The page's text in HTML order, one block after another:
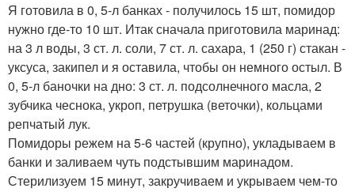
Я готовила в 0, 5-л банках - получилось 15 шт, помидор
нужно где-то 10 шт. Итак сначала приготовила маринад:
на 3 л воды, 3 ст. л. соли, 7 ст. л. сахара, 1 (250 г) стакан -
уксуса, закипел и я оставила, чтобы он немного остыл. В
0, 5-л баночки на дно: 3 ст. л. подсолнечного масла, 2
зубчика чеснока, укроп, петрушка (веточки), кольцами
репчатый лук.
Помидоры режем на 5-6 частей (крупно), укладываем в
банки и заливаем чуть подстывшим маринадом.
Стерилизуем 15 минут, закручиваем и укрываем чем-то